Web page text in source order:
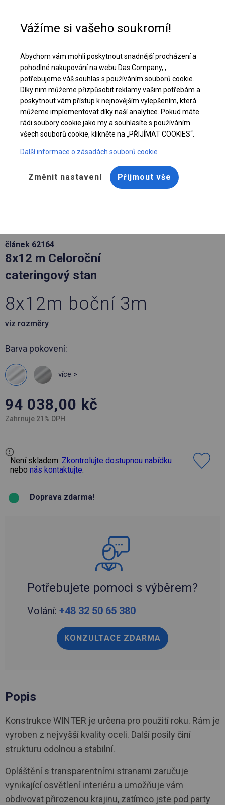
Stáhněte si nabídku PDF
článek 62164
8x12 m Celoroční
cateringový stan
8x12m boční 3m
viz rozměry
Barva pokovení:
více >
94 038,00 kč
Zahrnuje 21% DPH
Není skladem. Zkontrolujte dostupnou nabídku
nebo nás kontaktujte.
Doprava zdarma!
Potřebujete pomoci s výběrem?
Volání: +48 32 50 65 380
KONZULTACE ZDARMA
Popis
Konstrukce WINTER je určena pro použití roku. Rám je
vyroben z nejvyšší kvality oceli. Další posily činí
strukturu odolnou a stabilní.
Opláštění s transparentními stranami zaručuje
vynikající osvětlení interiéru a umožňuje vám
obdivovat přirozenou krajinu, zatímco jste pod party
Vážíme si vašeho soukromí!
Abychom vám mohli poskytnout snadnější procházení a
pohodlné nakupování na webu Das Company, ,
potřebujeme váš souhlas s používáním souborů cookie.
Díky nim můžeme přizpůsobit reklamy vašim potřebám a
poskytnout vám přístup k nejnovějším vylepšením, která
můžeme implementovat díky naší analytice. Pokud máte
rádi soubory cookie jako my a souhlasíte s používáním
všech souborů cookie, klikněte na „PŘIJÍMAT COOKIES“.
Další informace o zásadách souborů cookie
Změnit nastavení Přijmout vše